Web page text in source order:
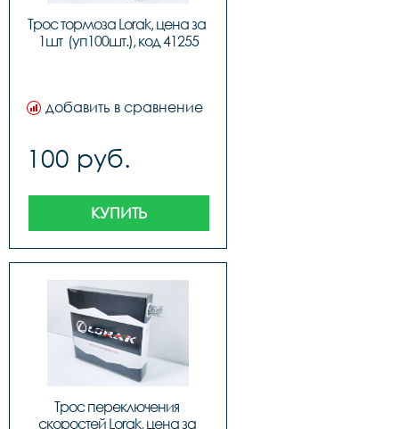
Трос тормоза Lorak, цена за
1шт  (уп100шт.), код 41255
добавить в сравнение
100 руб.
КУПИТЬ
Трос переключения
скоростей Lorak, цена за